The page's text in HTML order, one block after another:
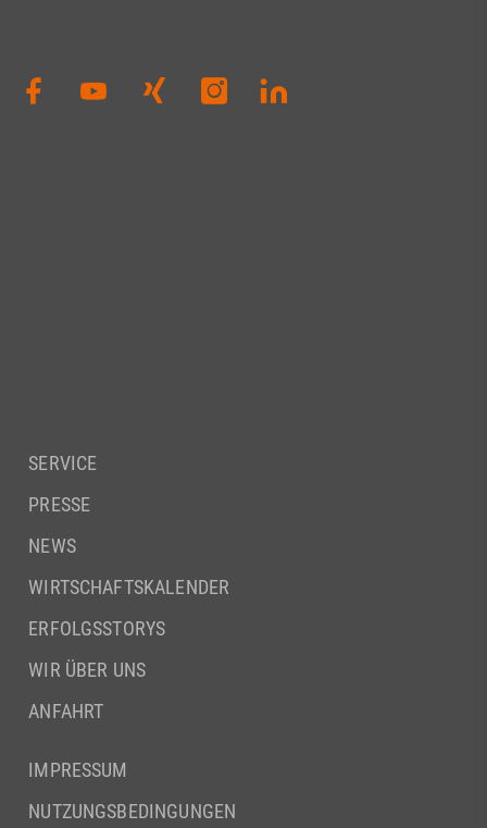
SERVICE
PRESSE
NEWS
WIRTSCHAFTSKALENDER
ERFOLGSSTORYS
WIR ÜBER UNS
ANFAHRT
IMPRESSUM
NUTZUNGSBEDINGUNGEN